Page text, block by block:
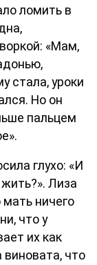
ломить в
«Мам,
стала, уроки
Но он
пальцем
глухо: «И
Лиза
мать ничего
что у
их как
что